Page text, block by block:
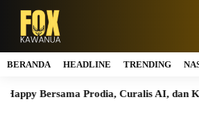
BERANDA HEADLINE TRENDING
Prodia, Curalis AI, dan Klinik